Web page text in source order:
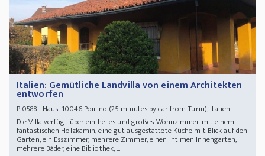
Italien: Gemütliche Landvilla von einem Architekten
entworfen
PI0588- Haus 10046 Poirino (25 minutes by car from Turin), Italien
Die Villa verfügt über ein helles und großes Wohnzimmer mit einem
fantastischen Holzkamin, eine gut ausgestattete Küche mit Blick auf den
Garten, ein Esszimmer, mehrere Zimmer, einen intimen Innengarten,
mehrere Bäder, eine Bibliothek, ...